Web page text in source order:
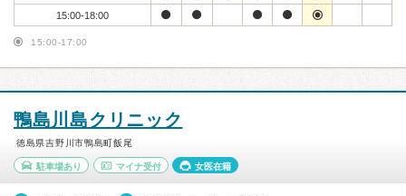
15:00-18:00
15:00-17:00
鴨島川島クリニック
徳島県吉野川市鴨島町飯尾
駐車場あり マイナ受付 女医在籍